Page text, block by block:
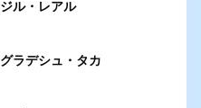
ル・レアル
ラデシュ・タカ